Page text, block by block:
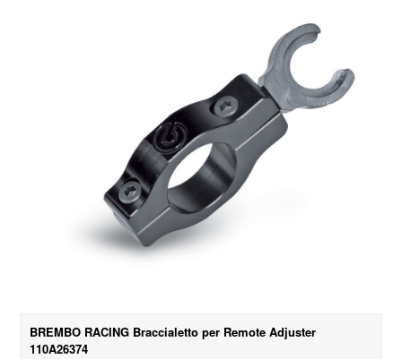
BREMBO RACING Braccialetto per Remote Adjuster
110A26374